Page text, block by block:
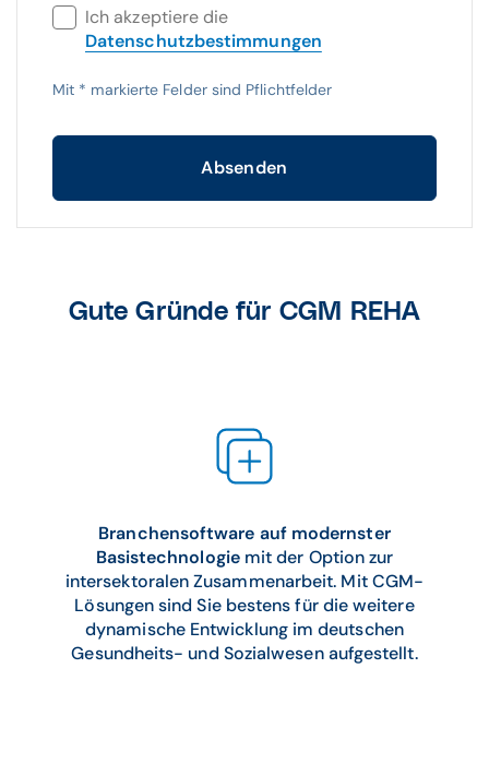
Ich akzeptiere die
Datenschutzbestimmungen
Mit * markierte Felder sind Pflichtfelder
Absenden
Gute Gründe für CGM REHA
Branchensoftware auf modernster
Basistechnologiemit der Option zur
intersektoralen Zusammenarbeit. Mit CGM-
Lösungen sind Sie bestens für die weitere
dynamische Entwicklung im deutschen
Gesundheits- und Sozialwesen aufgestellt.